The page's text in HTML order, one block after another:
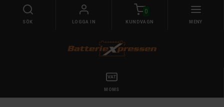
SÖK LOGGA IN
0
KUNDVAGN MENY
MOMS